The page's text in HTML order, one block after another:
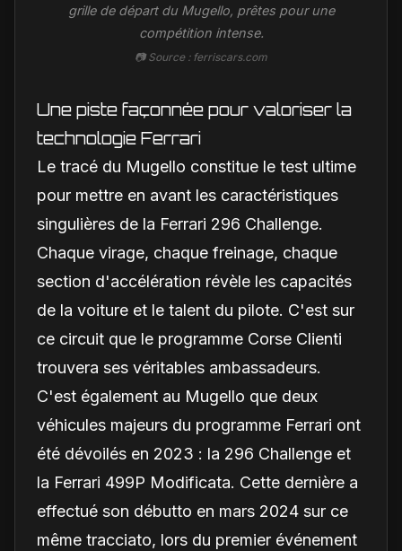
grille de départ du Mugello, prêtes pour une
compétition intense.
📷 Source : ferriscars.com
Une piste façonnée pour valoriser la
technologie Ferrari
Le tracé du Mugello constitue le test ultime
pour mettre en avant les caractéristiques
singulières de la Ferrari 296 Challenge.
Chaque virage, chaque freinage, chaque
section d'accélération révèle les capacités
de la voiture et le talent du pilote. C'est sur
ce circuit que le programme Corse Clienti
trouvera ses véritables ambassadeurs.
C'est également au Mugello que deux
véhicules majeurs du programme Ferrari ont
été dévoilés en 2023 : la 296 Challenge et
la Ferrari 499P Modificata. Cette dernière a
effectué son débutto en mars 2024 sur ce
même tracciato, lors du premier événement